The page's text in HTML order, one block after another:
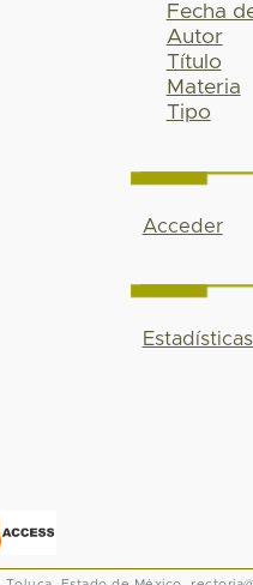
Fecha
Autor
Título
Materia
Tipo
Acceder